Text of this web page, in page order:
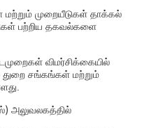
முறையீடுகள் தாக்கல்
பற்றிய தகவல்களை
விமர்சிக்கையில்
சங்கங்கள் மற்றும்
அலுவலகத்தில்